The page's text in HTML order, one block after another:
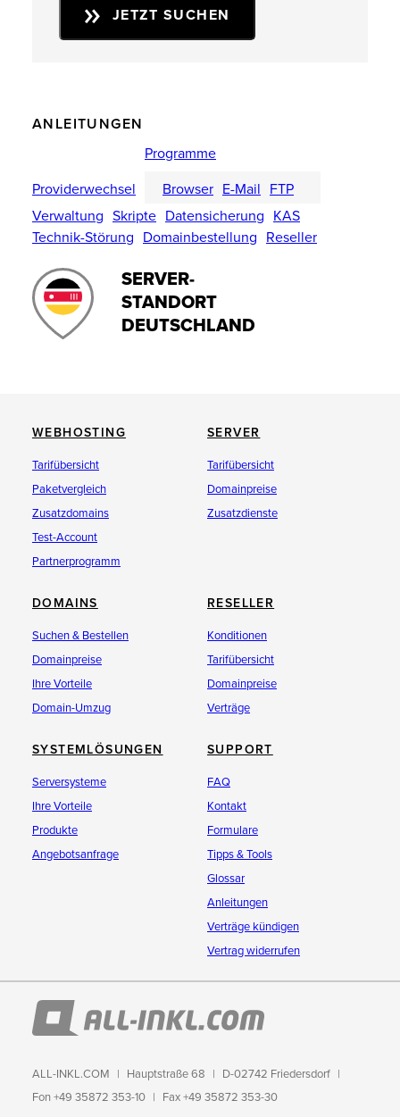
JETZT SUCHEN
ANLEITUNGEN
Providerwechsel
Programme
Browser E-Mail FTP
Verwaltung Skripte Datensicherung KAS
Technik-Störung Domainbestellung Reseller
SERVER-
STANDORT
DEUTSCHLAND
WEBHOSTING
Tarifübersicht
Paketvergleich
Zusatzdomains
Test-Account
Partnerprogramm
SERVER
Tarifübersicht
Domainpreise
Zusatzdienste
DOMAINS
Suchen & Bestellen
Domainpreise
Ihre Vorteile
Domain-Umzug
RESELLER
Konditionen
Tarifübersicht
Domainpreise
Verträge
SYSTEMLÖSUNGEN
Serversysteme
Ihre Vorteile
Produkte
Angebotsanfrage
SUPPORT
FAQ
Kontakt
Formulare
Tipps & Tools
Glossar
Anleitungen
Verträge kündigen
Vertrag widerrufen
ALL-INKL.COM Hauptstraße 68
D-02742 Friedersdorf
Fon +49 35872 353-10
Fax +49 35872 353-30